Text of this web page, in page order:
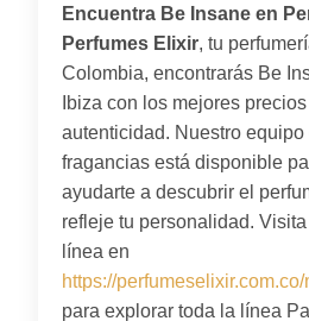
Encuentra Be Insane en
Perfumes Elixir, tu
Colombia, encontrarás Be
Ibiza con los mejores
autenticidad. Nuestro equipo
fragancias está disponible
ayudarte a descubrir el
refleje tu personalidad.
línea en
https://
para explorar toda la línea